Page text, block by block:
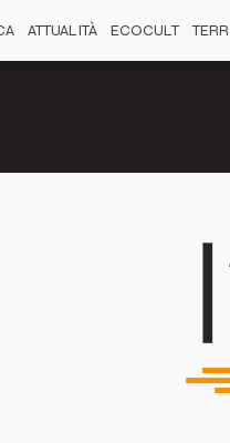
ATTUALITÀ ECOCULT